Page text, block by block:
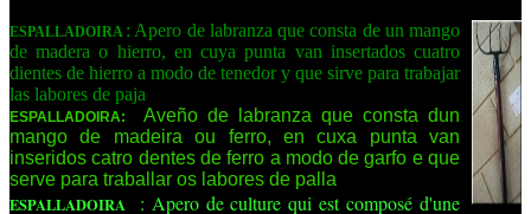
ESPALLADOIRA : Apero de labranza que consta de un mango
de madera o hierro, en cuya punta van insertados cuatro
dientes de hierro a modo de tenedor y que sirve para trabajar
las labores de paja
ESPALLADOIRA:
Aveño de labranza que consta dun
mango de madeira ou ferro, en cuxa punta van
inseridos catro dentes de ferro a modo de garfo e que
serve para traballar os labores de palla
ESPALLADOIRA
: Apero de culture qui est composé d'une